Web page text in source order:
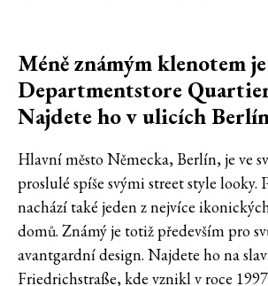
Méně známým klenotem je
Departmentstore
Najdete ho v ulicích
Hlavní město Německa, Berlín, je ve
proslulé spíše svými street style looky.
nachází také jeden z nejvíce
domů. Známý je totiž především pro
avantgardní design. Najdete ho na
Friedrichstraße, kde vznikl v roce